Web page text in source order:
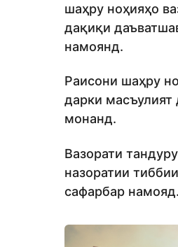
шаҳру ноҳияҳо
дақиқи
намоянд.
Раисони шаҳру
дарки
монанд.
Вазорати
назоратии
сафарбар намояд.